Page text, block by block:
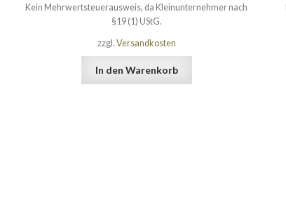
Kein Mehrwertsteuerausweis, da Kleinunternehmer nach
§19 (1) UStG.
zzgl. Versandkosten
In den Warenkorb